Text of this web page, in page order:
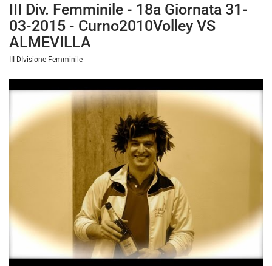
III Div. Femminile - 18a Giornata 31-
03-2015 - Curno2010Volley VS
ALMEVILLA
III DIvisione Femminile